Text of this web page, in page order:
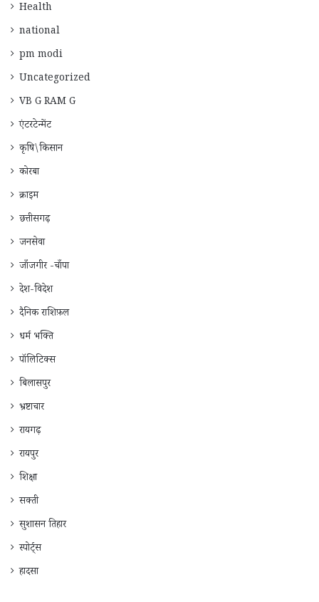
Health
national
pm modi
Uncategorized
VB G RAM G
एंटरटेन्मेंट
कृषि\किसान
कोरबा
क्राइम
छत्तीसगढ़
जनसेवा
जाँजगीर -चाँपा
देश-विदेश
दैनिक राशिफ़ल
धर्म भक्ति
पॉलिटिक्स
बिलासपुर
भ्रष्टाचार
रायगढ़
रायपुर
शिक्षा
सक्ती
सुशासन तिहार
स्पोर्ट्स
हादसा